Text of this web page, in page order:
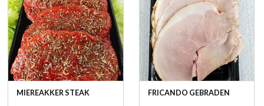
MIEREAKKER STEAK FRICANDO GEBRADEN